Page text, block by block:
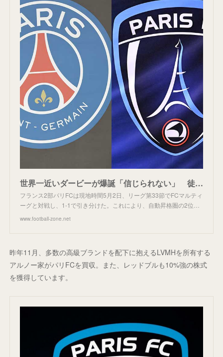
世界一近いダービーが爆誕「信じられない」 徒歩数秒の距離…パリFCが昇格で実現
フランス2部パリFCは現地時間5月2日、リーグ第33節でFCマルティ
ーグと対戦し、1-1で引き分けた。これにより、自動昇格圏の2位…
www.football-zone.net
昨年11月、多数の高級ブランドを配下に抱えるLVMHを所有する
アルノー家がパリFCを買収。また、レッドブルも10%強の株式
を獲得しています。